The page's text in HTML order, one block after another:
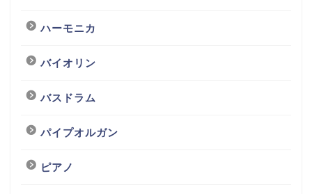
ハーモニカ
バイオリン
バスドラム
パイプオルガン
ピアノ